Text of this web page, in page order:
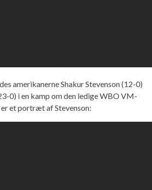
amerikanerne Shakur Stevenson (12-0)
0) i en kamp om den ledige WBO VM-
et portræt af Stevenson: